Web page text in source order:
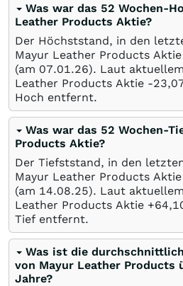
Was war das 52 Wochen-
Leather Products Aktie?
Der Höchststand, in den
Mayur Leather Products
(am 07.01.26). Laut
Leather Products Aktie -
Hoch entfernt.
Was war das 52 Wochen-
Products Aktie?
Der Tiefststand, in den
Mayur Leather Products
(am 14.08.25). Laut
Leather Products Aktie
Tief entfernt.
Was ist die
von Mayur Leather Products
Jahre?